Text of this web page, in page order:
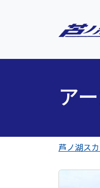
ア
芦ノ湖ス